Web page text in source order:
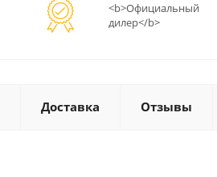
<b>Официальный
дилер</b>
Доставка Отзывы